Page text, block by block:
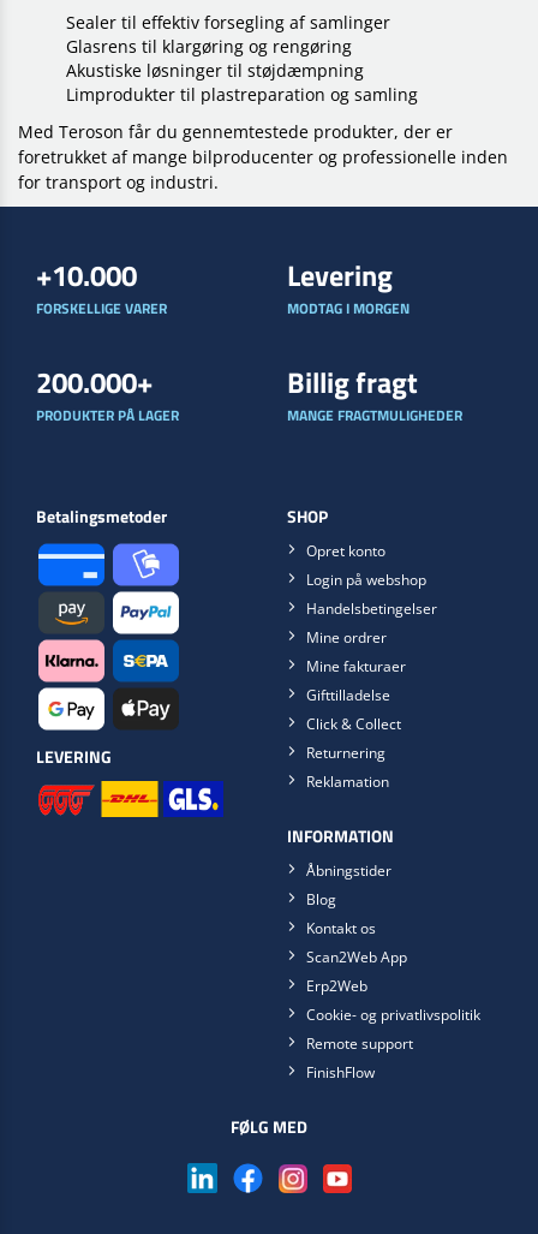
Sealer til effektiv forsegling af samlinger
Glasrens til klargøring og rengøring
Akustiske løsninger til støjdæmpning
Limprodukter til plastreparation og samling
Med Teroson får du gennemtestede produkter, der er
foretrukket af mange bilproducenter og professionelle inden
for transport og industri.
+10.000
FORSKELLIGE VARER
Levering
MODTAG I MORGEN
200.000+
PRODUKTER PÅ LAGER
Billig fragt
MANGE FRAGTMULIGHEDER
Betalingsmetoder
LEVERING
SHOP
Opret konto
Login på webshop
Handelsbetingelser
Mine ordrer
Mine fakturaer
Gifttilladelse
Click & Collect
Returnering
Reklamation
INFORMATION
Åbningstider
Blog
Kontakt os
Scan2Web App
Erp2Web
Cookie- og privatlivspolitik
Remote support
FinishFlow
FØLG MED